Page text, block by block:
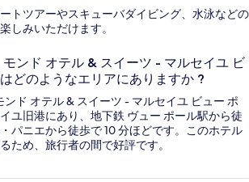
トツアーやスキューバダイビング、水泳などの
しみいただけます。
モンド オテル & スイーツ - マルセイユ ビ
どのようなエリアにありますか ?
ンド オテル & スイーツ - マルセイユ ビュー ポ
ユ旧港にあり、地下鉄 ヴュー ポール駅から徒
パニエから徒歩で 10 分ほどです。このホテル
ため、旅行者の間で好評です。